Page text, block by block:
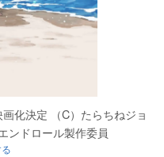
化決定 （C）たらちねジョ
ンドロール製作委員